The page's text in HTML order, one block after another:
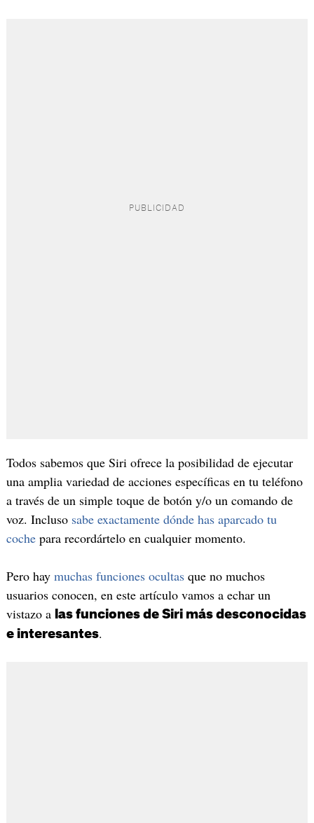
Todos sabemos que Siri ofrece la posibilidad de ejecutar
una amplia variedad de acciones específicas en tu teléfono
a través de un simple toque de botón y/o un comando de
voz. Incluso sabe exactamente dónde has aparcado tu
cochepara recordártelo en cualquier momento.
Pero hay muchas funciones ocultasque no muchos
usuarios conocen, en este artículo vamos a echar un
vistazo a las funciones de Siri más desconocidas
e interesantes.